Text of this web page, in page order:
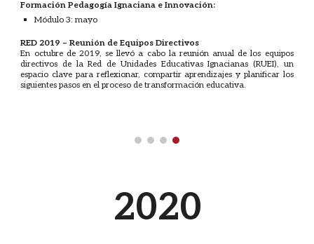
Formación Pedagogía Ignaciana e Innovación:
Módulo 3: mayo
RED 2019 – Reunión de Equipos Directivos
En octubre de 2019, se llevó a cabo la reunión anual de los equipos
directivos de la Red de Unidades Educativas Ignacianas (RUEI), un
espacio clave para reflexionar, compartir aprendizajes y planificar los
siguientes pasos en el proceso de transformación educativa.
2020